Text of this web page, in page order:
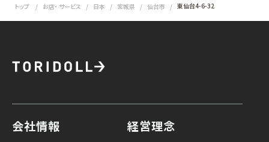
トップ お店・ サービス 日本 宮城県 仙台市 東仙台4-6-32
会社情報 経営理念